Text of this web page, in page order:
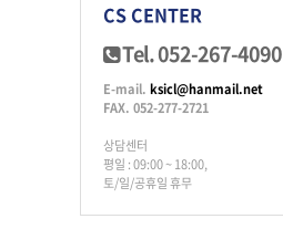
CS CENTER
Tel. 052-267-4090
E-mail. ksicl@hanmail.net
FAX. 052-277-2721
상담센터
평일 : 09:00 ~ 18:00,
토/일/공휴일 휴무